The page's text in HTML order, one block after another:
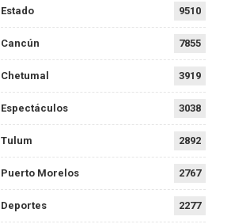
Estado 9510
Cancún 7855
Chetumal 3919
Espectáculos 3038
Tulum 2892
Puerto Morelos 2767
Deportes 2277